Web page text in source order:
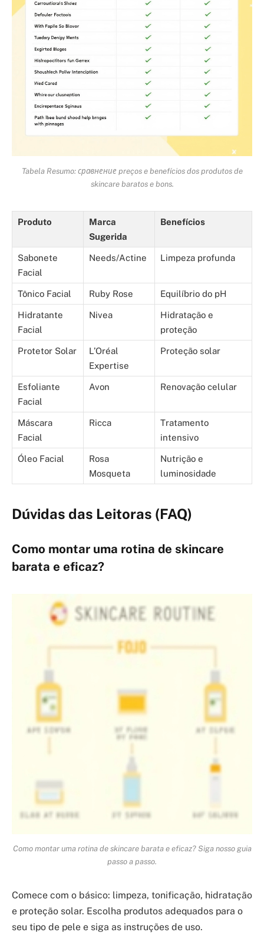
Tabela Resumo: сравнение preços e benefícios dos produtos de
skincare baratos e bons.
Produto
Marca
Sugerida
Benefícios
Sabonete
Facial
Needs/Actine Limpeza profunda
Tônico Facial Ruby Rose Equilíbrio do pH
Hidratante
Facial
Nivea
Hidratação e
proteção
Protetor Solar
L’Oréal
Expertise
Proteção solar
Esfoliante
Facial
Avon Renovação celular
Máscara
Facial
Ricca
Tratamento
intensivo
Óleo Facial
Rosa
Mosqueta
Nutrição e
luminosidade
Dúvidas das Leitoras (FAQ)
Como montar uma rotina de skincare
barata e eficaz?
Como montar uma rotina de skincare barata e eficaz? Siga nosso guia
passo a passo.
Comece com o básico: limpeza, tonificação, hidratação
e proteção solar. Escolha produtos adequados para o
seu tipo de pele e siga as instruções de uso.